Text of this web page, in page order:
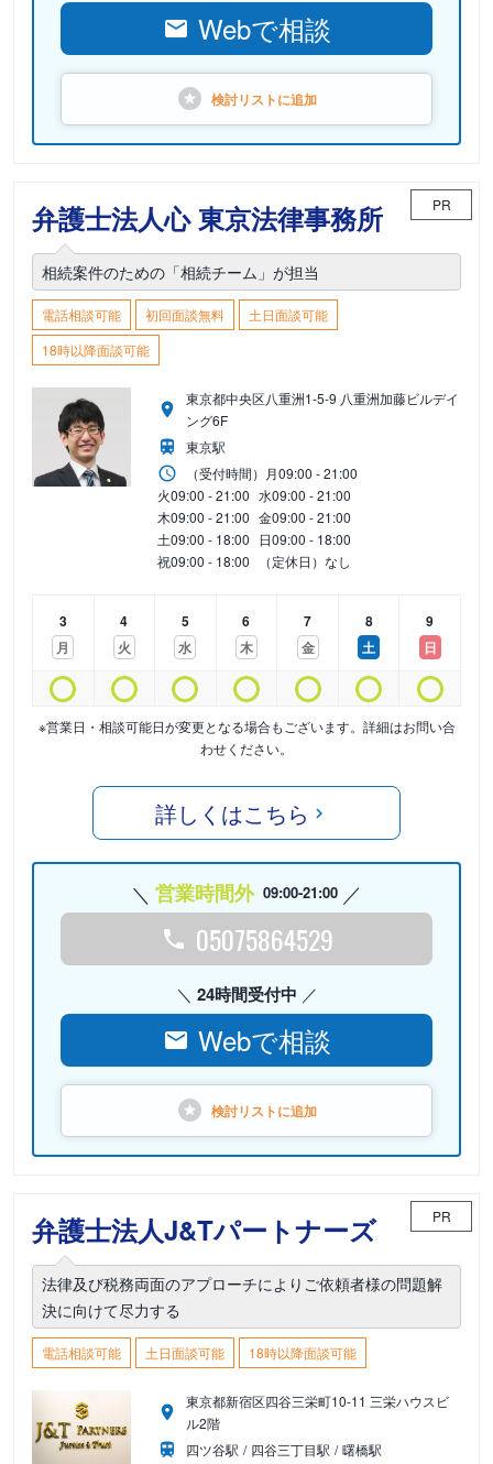
Webで相談
検討リストに追加
弁護士法人心 東京法律事務所 PR
相続案件のための「相続チーム」が担当
電話相談可能 初回面談無料
土日面談可能
18時以降面談可能
東京都中央区八重洲1-5-9 八重洲加藤ビルデイ
ング6F
東京駅
（受付時間） 月09:00 - 21:00
火09:00 - 21:00 水09:00 - 21:00
木09:00 - 21:00 金09:00 - 21:00
土09:00 - 18:00 日09:00 - 18:00
祝09:00 - 18:00 （定休日）なし
3
月
4
火
5
水
6
木
7
金
8
土
9
日
※営業日・相談可能日が変更となる場合もございます。詳細はお問い合
わせください。
詳しくはこちら
営業時間外 09:00-21:00
05075864529
24時間受付中
Webで相談
検討リストに追加
弁護士法人J&Tパートナーズ PR
法律及び税務両面のアプローチによりご依頼者様の問題解
決に向けて尽力する
電話相談可能 土日面談可能 18時以降面談可能
東京都新宿区四谷三栄町10-11 三栄ハウスビ
ル2階
四ツ谷駅
四谷三丁目駅 曙橋駅